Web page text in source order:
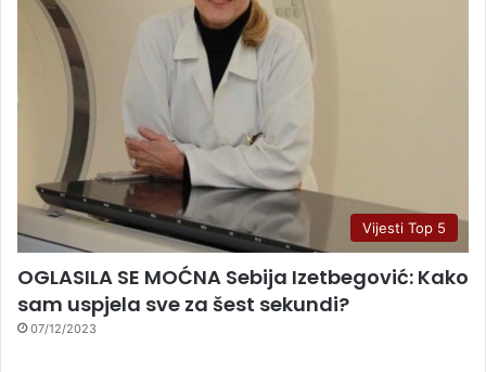
Vijesti Top 5
OGLASILA SE MOĆNA Sebija Izetbegović: Kako
sam uspjela sve za šest sekundi?
07/12/2023